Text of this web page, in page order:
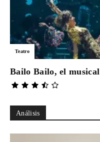
Teatro
Bailo Bailo, el musical
Análisis